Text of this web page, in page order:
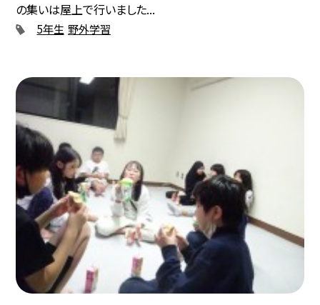
の集いは屋上で行いました...
5年生 野外学習